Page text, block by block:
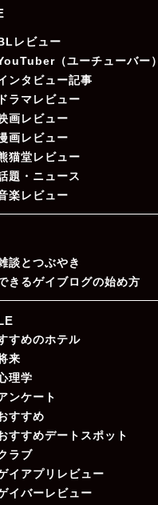
レビュー
（ユーチューバー）
ンタビュー記事
ラマレビュー
画レビュー
画レビュー
猫堂レビュー
題・ニュース
楽レビュー
談とつぶやき
きるゲイブログの始め方
すめのホテル
来
理学
ンケート
すすめ
すすめデートスポット
ラブ
イアプリレビュー
イバーレビュー